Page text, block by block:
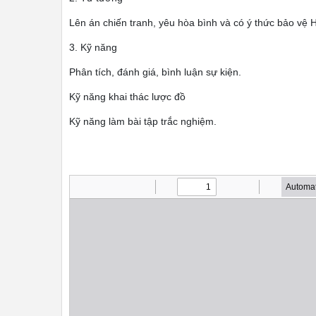
Lên án chiến tranh, yêu hòa bình và có ý thức bảo vệ
3. Kỹ năng
Phân tích, đánh giá, bình luận sự kiện.
Kỹ năng khai thác lược đồ
Kỹ năng làm bài tập trắc nghiệm.